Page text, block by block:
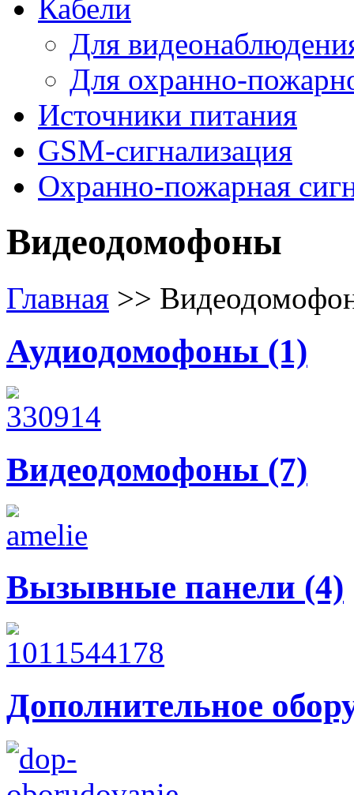
Кабели
Для
Для охранно-
Источники питания
GSM-сигнализация
Охранно-пожарная
Видеодомофоны
Главная >>
Аудиодомофоны (1)
Видеодомофоны (7)
Вызывные панели (4)
Дополнительное